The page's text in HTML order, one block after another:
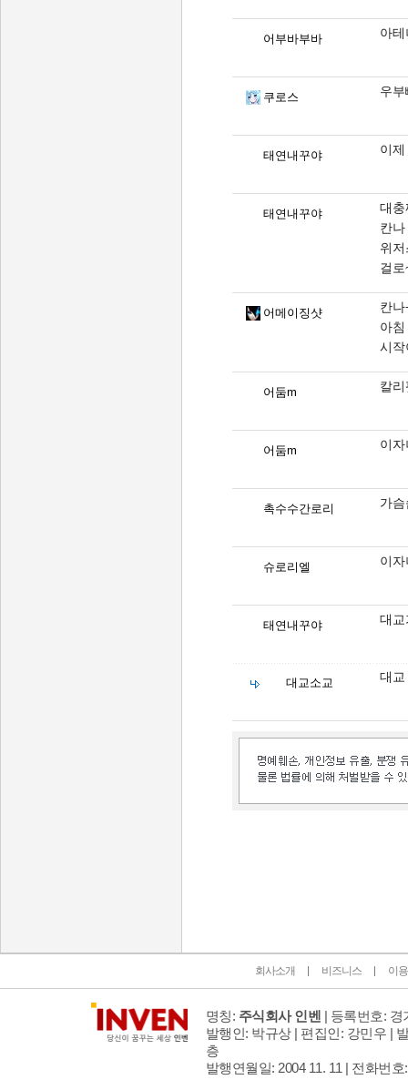
어부바부바 아
쿠로스 우
태연내꾸야 이
태연내꾸야
대충
칸
위
걸
어메이징샷
칸
아
시작
어둠m 칼
어둠m 이
촉수수간로리 가
슈로리엘 이
태연내꾸야 대교
대교소교 대교
회사소개 비즈니스 이
명칭: 주식회사 인벤 | 등록번호: 경
발행인: 박규상 | 편집인: 강민우 |
층
발행연월일: 2004 11. 11 | 전화번호